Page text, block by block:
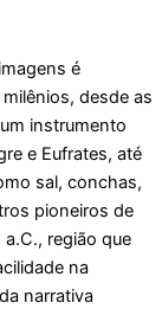
é
desde as
instrumento
e Eufrates, até
sal, conchas,
pioneiros de
região que
na
narrativa